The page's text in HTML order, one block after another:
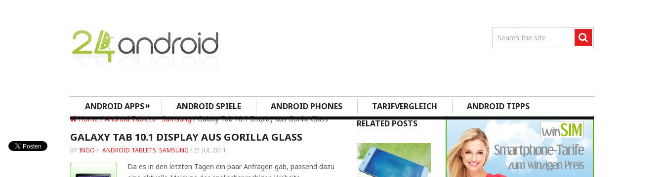
ANDROID APPS» ANDROID SPIELE ANDROID PHONES TARIFVERGLEICH ANDROID TIPPS
Home/Android Tablets•Samsung/ Galaxy Tab 10.1 Display aus Gorilla Glass
GALAXY TAB 10.1 DISPLAY AUS GORILLA GLASS
BY INGO / ANDROID TABLETS, SAMSUNG / 21 JUL 2011
Da es in den letzten Tagen ein paar Anfragen gab, passend dazu
RELATED POSTS